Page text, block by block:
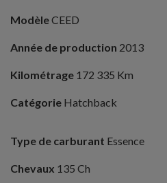
ModèleCEED
Année de production 2013
Kilométrage 172 335 Km
Catégorie Hatchback
Type de carburant Essence
Chevaux 135 Ch